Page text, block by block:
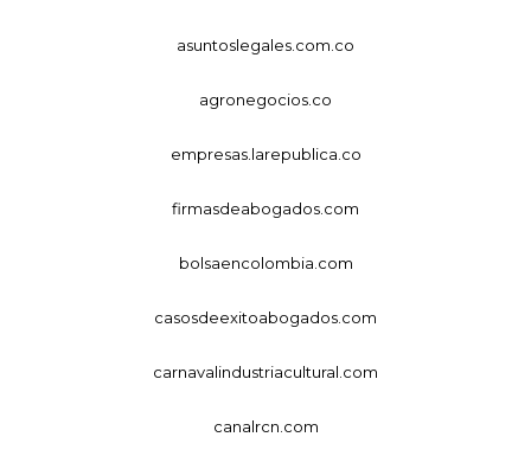
asuntoslegales.com.co
agronegocios.co
empresas.larepublica.co
firmasdeabogados.com
bolsaencolombia.com
casosdeexitoabogados.com
carnavalindustriacultural.com
canalrcn.com